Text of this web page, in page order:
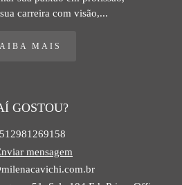
carreira com visão,...
MAIS
GOSTOU?
mensagem